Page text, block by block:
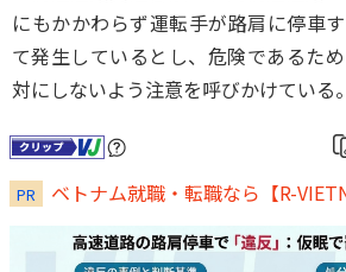
にもかかわらず運転手が路肩に停車
て発生しているとし、危険であるた
対にしないよう注意を呼びかけている。
PR ベトナム就職・転職なら【R-